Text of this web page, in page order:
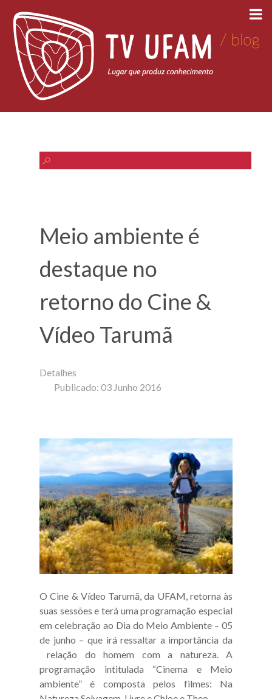
Meio ambiente é
destaque no
retorno do Cine &
Vídeo Tarumã
Detalhes
Publicado: 03 Junho 2016
O Cine & Vídeo Tarumã, da UFAM, retorna às
suas sessões e terá uma programação especial
em celebração ao Dia do Meio Ambiente – 05
de junho – que irá ressaltar a importância da
relação do homem com a natureza. A
programação intitulada “Cinema e Meio
ambiente” é composta pelos filmes: Na